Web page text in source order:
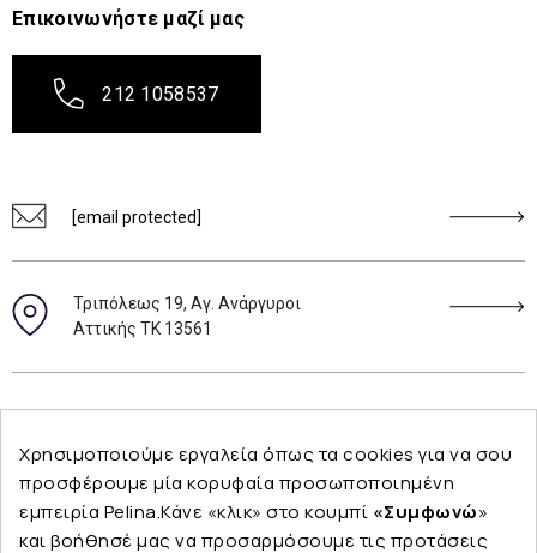
Επικοινωνήστε μαζί μας
212 1058537
[email protected]
Τριπόλεως 19, Αγ. Ανάργυροι
Αττικής ΤΚ 13561
Εταιρεία
Χρησιμοποιούμε εργαλεία όπως τα cookies για να σου
προσφέρουμε μία κορυφαία προσωποποιημένη
εμπειρία Pelina.Κάνε «κλικ» στο κουμπί «Συμφωνώ»
και βοήθησέ μας να προσαρμόσουμε τις προτάσεις